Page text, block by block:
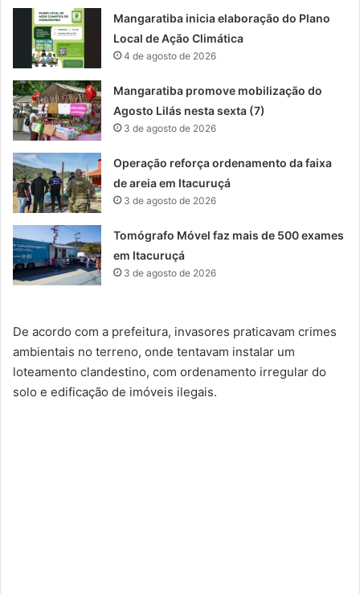
Mangaratiba inicia elaboração do Plano
Local de Ação Climática
4 de agosto de 2026
Mangaratiba promove mobilização do
Agosto Lilás nesta sexta (7)
3 de agosto de 2026
Operação reforça ordenamento da faixa
de areia em Itacuruçá
3 de agosto de 2026
Tomógrafo Móvel faz mais de 500 exames
em Itacuruçá
3 de agosto de 2026
De acordo com a prefeitura, invasores praticavam crimes
ambientais no terreno, onde tentavam instalar um
loteamento clandestino, com ordenamento irregular do
solo e edificação de imóveis ilegais.